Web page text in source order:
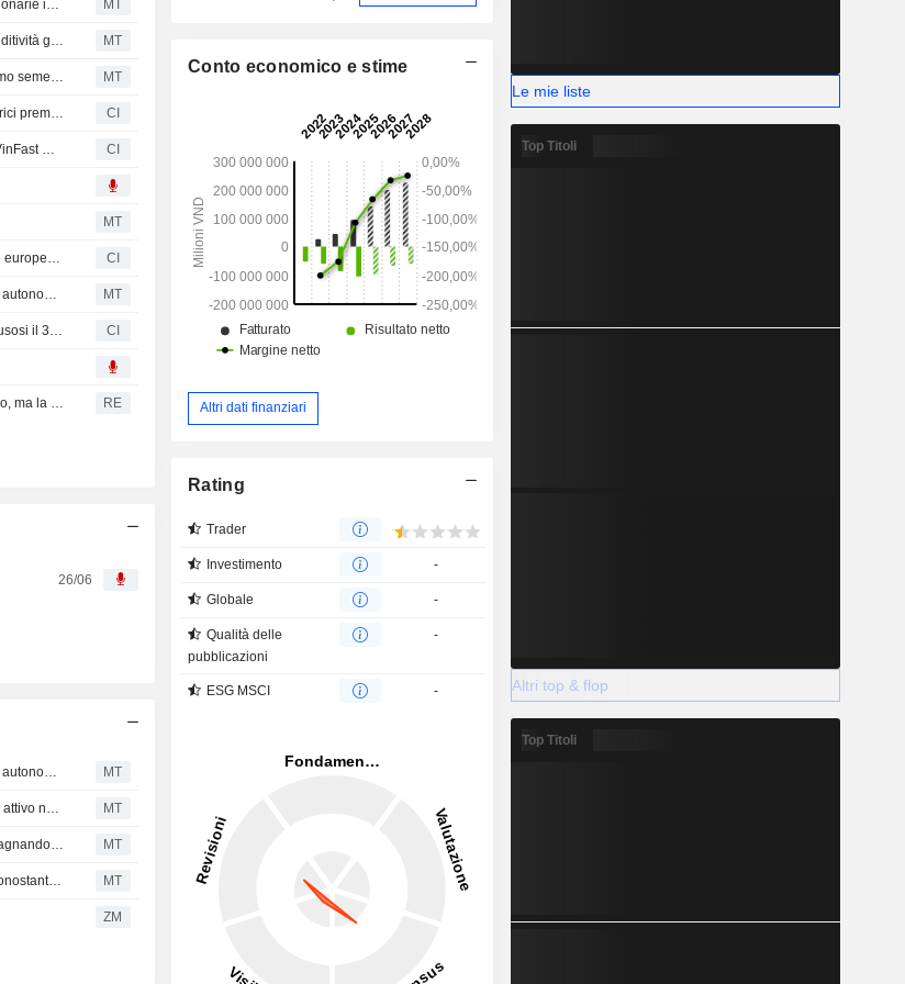
VinFast Auto collabora con Akf-Bank per espandere la rete di concessionarie in Germania MT
VinFast Auto punta al pareggio in Vietnam entro il 2027, seguirà la redditività globale MT
VinFast Auto annuncia un aumento delle consegne preliminari nel primo semestre MT
VinFast lancia il programma Certified Pre-Owned offrendo veicoli elettrici premium con garanzia trasferibile di 10 anni CI
VinFast annuncia la nomina di Prashanth Rao come nuovo CEO per VinFast Middle East CI
MT
VinFast dimostra la versatilità della gamma full-electric nelle maratone europee di mobilità elettrica CI
VinFast Auto compie 'progressi costanti' verso gli obiettivi di IA e guida autonoma, secondo Wedbush MT
VinFast Auto Ltd. riporta i risultati finanziari per il primo trimestre conclusosi il 31 marzo 2026 CI
VinFast: ricavi in forte crescita grazie alla domanda nel Sud-est asiatico, ma la perdita si amplia RE
26/06
MT
MT
MT
MT
ZM
Conto economico e stime
Altri dati finanziari
Rating
Trader
Investimento -
Globale -
Qualità delle
pubblicazioni
-
ESG MSCI -
Le mie liste
Top Titoli
Altri top & flop
Top Titoli